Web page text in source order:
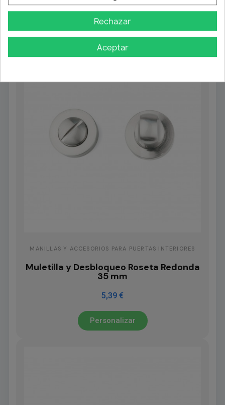
También podría interesarle
MANILLAS Y ACCESORIOS PARA PUERTAS INTERIORES
Muletilla y Desbloqueo Roseta Redonda
35 mm
5,39 €
Personalizar
Rechazar
Aceptar